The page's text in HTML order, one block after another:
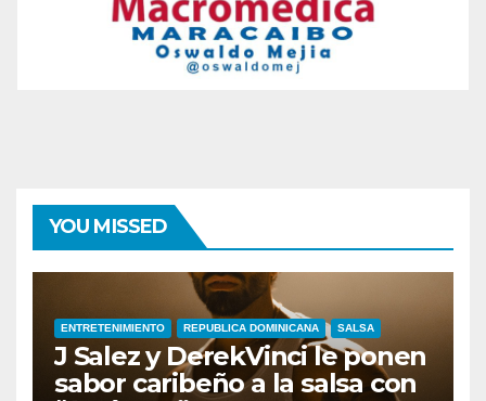
YOU MISSED
ENTRETENIMIENTO REPUBLICA DOMINICANA SALSA
J Salez y DerekVinci le ponen
sabor caribeño a la salsa con